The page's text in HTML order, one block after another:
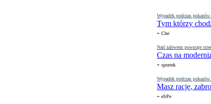
Wypadek podczas
Tym którzy
- Che
Nad zalewem powstaje
Czas na
- sportek
Wypadek podczas
Masz rację,
- eSPe